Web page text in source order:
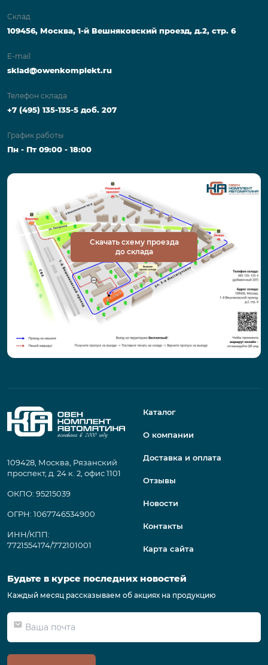
Склад
109456, Москва, 1-й Вешняковский проезд, д.2, стр. 6
E-mail
sklad@owenkomplekt.ru
Телефон склада
+7 (495) 135-135-5 доб. 207
График работы
Пн - Пт 09:00 - 18:00
Скачать схему проезда
до склада
109428, Москва, Рязанский
проспект, д. 24 к. 2, офис 1101
ОКПО: 95215039
ОГРН: 1067746534900
ИНН/КПП:
7721554174/772101001
Каталог
О компании
Доставка и оплата
Отзывы
Новости
Контакты
Карта сайта
Будьте в курсе последних новостей
Каждый месяц рассказываем об акциях на продукцию